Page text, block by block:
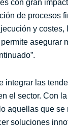
con gran
de procesos
y
integrar las
el sector. Con
aquellas que
soluciones